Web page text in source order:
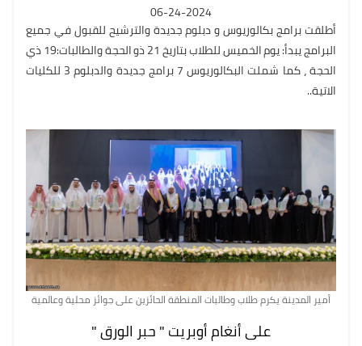
06-24-2024
أطلقت برامج بكالوريوس و دبلوم جديدة والترشيح للقبول في جميع
البرامج يبدأ: يوم الخميس للطلاب بتاريخ 21 ذو الحجة والطالبات:19 ذي
الحجة ، كما شملت البكالوريوس 7 برامج جديدة والدبلوم 3 للكليات
الاتية..
أمير المدينة يكرم طلاب وطالبات المنطقة الحائزين على جوائز محلية وعالمية
على أنغام أوبريت " حبر الورق "